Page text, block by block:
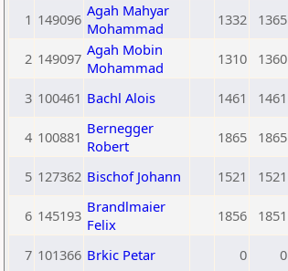
1 149096 Agah Mahyar
Mohammad
1332 1365
2 149097 Agah Mobin
Mohammad
1310 1360
3 100461 Bachl Alois 1461 1461
4 100881 Bernegger
Robert
1865 1865
5 127362 Bischof Johann 1521 1521
6 145193 Brandlmaier
Felix
1856 1851
7 101366 Brkic Petar 0 0